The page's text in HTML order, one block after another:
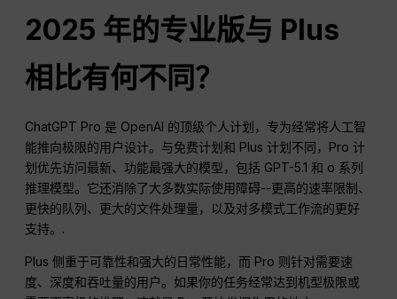
2025 年的专业版与 Plus
相比有何不同？
ChatGPT Pro 是 OpenAI 的顶级个人计划，专为经常将人工智
能推向极限的用户设计。与免费计划和 Plus 计划不同，Pro 计
划优先访问最新、功能最强大的模型，包括 GPT-5.1 和 o 系列
推理模型。它还消除了大多数实际使用障碍--更高的速率限制、
更快的队列、更大的文件处理量，以及对多模式工作流的更好
支持。.
Plus 侧重于可靠性和强大的日常性能，而 Pro 则针对需要速
度、深度和吞吐量的用户。如果你的任务经常达到机型极限或